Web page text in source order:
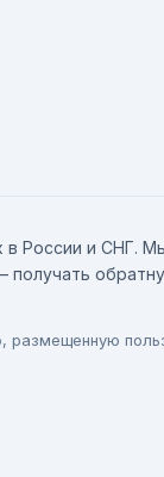
России и СНГ.
размещенную